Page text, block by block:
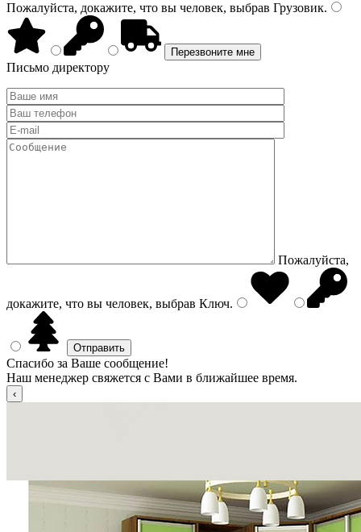
Пожалуйста, докажите, что вы человек, выбрав Грузовик.
Письмо директору
Пожалуйста,
докажите, что вы человек, выбрав Ключ.
Спасибо за Ваше сообщение!
Наш менеджер свяжется с Вами в ближайшее время.